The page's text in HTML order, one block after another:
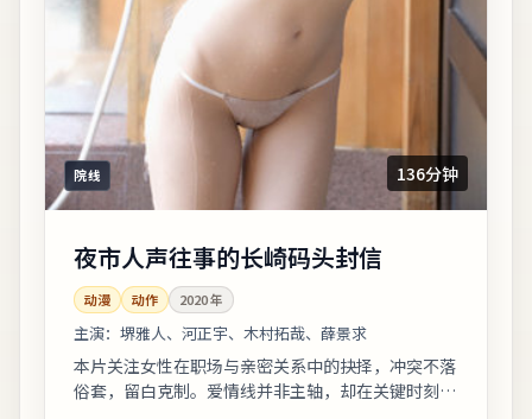
院线 136分钟
夜市人声往事的长崎码头封信
动漫 动作 2020年
主演： 堺雅人、河正宇、木村拓哉、薛景求
本片关注女性在职场与亲密关系中的抉择，冲突不落
俗套，留白克制。爱情线并非主轴，却在关键时刻改